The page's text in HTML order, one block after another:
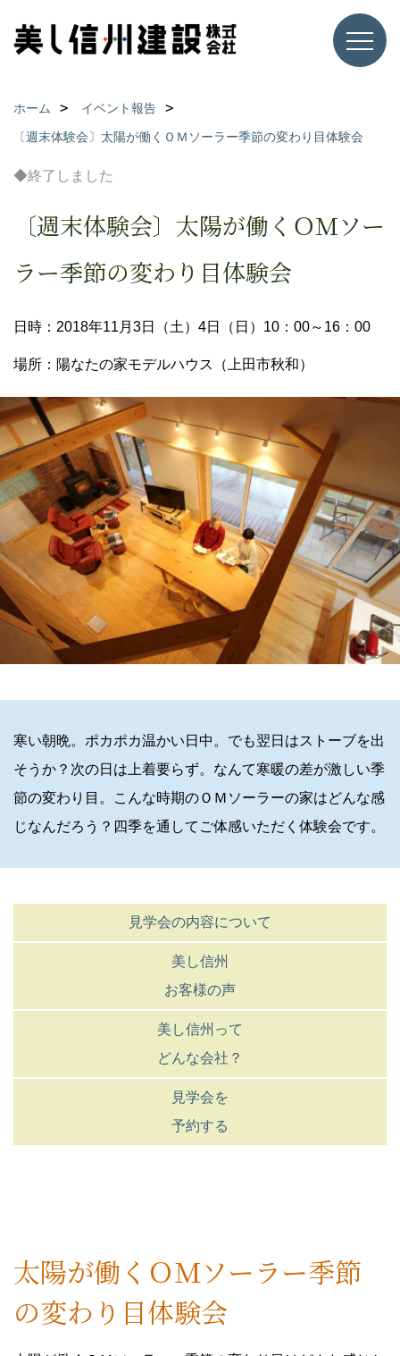
ホーム
イベント報告
〔週末体験会〕太陽が働くＯＭソーラー季節の変わり目体験会
◆終了しました
〔週末体験会〕太陽が働くＯＭソー
ラー季節の変わり目体験会
日時：2018年11月3日（土）4日（日）10：00～16：00
場所：陽なたの家モデルハウス（上田市秋和）
寒い朝晩。ポカポカ温かい日中。でも翌日はストーブを出
そうか？次の日は上着要らず。なんて寒暖の差が激しい季
節の変わり目。こんな時期のＯＭソーラーの家はどんな感
じなんだろう？四季を通してご体感いただく体験会です。
見学会の内容について
美し信州
お客様の声
美し信州って
どんな会社？
見学会を
予約する
太陽が働くＯＭソーラー季節
の変わり目体験会